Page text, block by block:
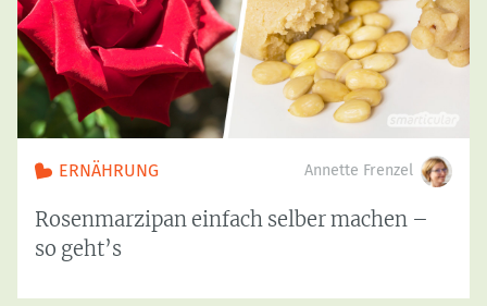
ERNÄHRUNG Annette Frenzel
Rosenmarzipan einfach selber machen –
so geht’s